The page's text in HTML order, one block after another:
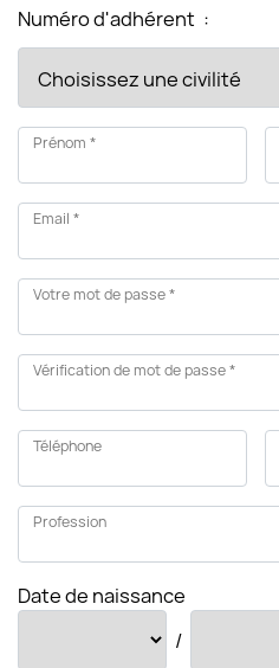
Numéro d'adhérent :
Prénom *
Email *
Votre mot de passe *
Vérification de mot de passe *
Téléphone
Profession
Date de naissance
/